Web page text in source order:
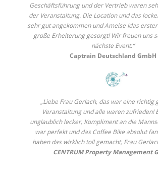
Geschäftsführung und der Vertrieb waren
der Veranstaltung. Die Location und das
sehr gut angekommen und Ameise Idas
große Erheiterung gesorgt! Wir freuen uns
nächste Event.“
Captrain Deutschland GmbH
„Liebe Frau Gerlach, das war eine richtig
Veranstaltung und alle waren zufrieden!
unglaublich lecker, Kompliment an die
war perfekt und das Coffee Bike absolut
haben das wirklich toll gemacht, Frau
CENTRUM Property Management